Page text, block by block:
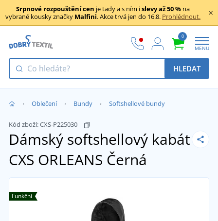
Srpnové rozpouštění cen je tady a s ním islevy až 50 % na
vybrané kousky značky Malfini. Akce trvá jen do 16.8. Prohlédnout.
0
MENU
HLEDAT
Oblečení Bundy Softshellové bundy
Kód zboží:CXS-P225030
Dámský softshellový kabát
CXS ORLEANS Černá
Funkční